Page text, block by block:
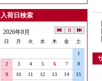
入荷日検索
2026年8月
日 月 火 水 木 金 土
1
2
3 4 5 6 7
8
9
10 11 12 13 14
15